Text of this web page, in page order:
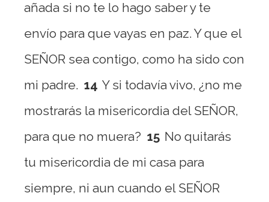
añada si no te lo hago saber y te
envío para que vayas en paz. Y que el
SEÑOR sea contigo, como ha sido con
mi padre. 14 Y si todavía vivo, ¿no me
mostrarás la misericordia del SEÑOR,
para que no muera? 15 No quitarás
tu misericordia de mi casa para
siempre, ni aun cuando el SEÑOR